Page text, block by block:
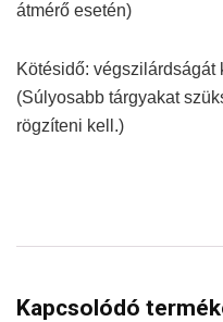
átmérő esetén)
Kötésidő: végszilárdságát
(Súlyosabb tárgyakat
rögzíteni kell.)
Kapcsolódó